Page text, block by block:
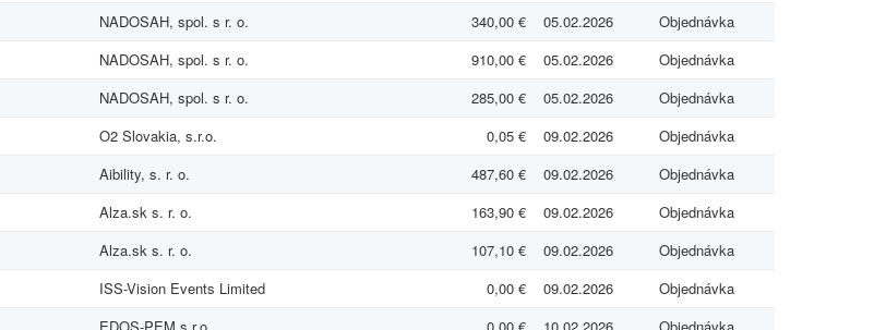
NADOSAH, spol. s r. o. 340,00 € 05.02.2026
Objednávka
NADOSAH, spol. s r. o. 910,00 € 05.02.2026
Objednávka
NADOSAH, spol. s r. o. 285,00 € 05.02.2026
Objednávka
O2 Slovakia, s.r.o. 0,05 € 09.02.2026
Objednávka
Aibility, s. r. o. 487,60 € 09.02.2026
Objednávka
Alza.sk s. r. o. 163,90 € 09.02.2026
Objednávka
Alza.sk s. r. o. 107,10 € 09.02.2026
Objednávka
ISS-Vision Events Limited 0,00 € 09.02.2026
Objednávka
EDOS-PEM s.r.o. 0,00 € 10.02.2026 Objednávka